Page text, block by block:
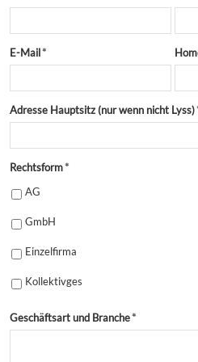
E-Mail*
Adresse Hauptsitz (nur wenn nicht Lyss)
Rechtsform*
AG
GmbH
Einzelfirma
Kollektivges
Geschäftsart und Branche*